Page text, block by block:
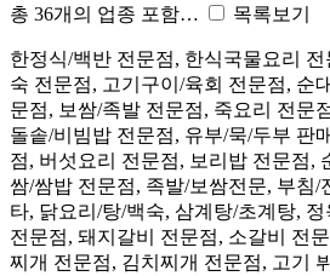
총 36개의 업종 포함…
목록보기
한정식/백반 전문점, 한식국물요리
숙 전문점, 고기구이/육회 전문점, 순
문점, 보쌈/족발 전문점, 죽요리 전문
돌솥/비빔밥 전문점, 유부/묵/두부 판
점, 버섯요리 전문점, 보리밥 전문점,
쌈/쌈밥 전문점, 족발/보쌈전문, 부침/
타, 닭요리/탕/백숙, 삼계탕/초계탕,
전문점, 돼지갈비 전문점, 소갈비 전
찌개 전문점, 김치찌개 전문점, 고기